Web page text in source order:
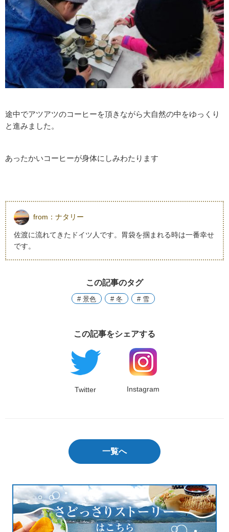
途中でアツアツのコーヒーを頂きながら大自然の中をゆっくり
と進みました。
あったかいコーヒーが身体にしみわたります
from： ナタリー
佐渡に流れてきたドイツ人です。胃袋を掴まれる時は一番幸せ
です。
この記事のタグ
# 景色 # 冬 # 雪
この記事をシェアする
Twitter Instagram
一覧へ